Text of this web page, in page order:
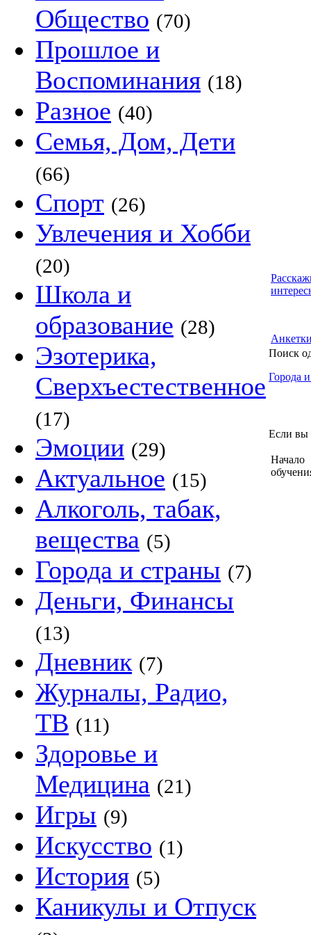
Общество (70)
Прошлое и
Воспоминания (18)
Разное (40)
Семья, Дом, Дети
(66)
Спорт (26)
Увлечения и Хобби
(20)
Школа и
образование (28)
Эзотерика,
Сверхъестественное
(17)
Эмоции (29)
Актуальное (15)
Алкоголь, табак,
вещества (5)
Города и страны (7)
Деньги, Финансы
(13)
Дневник (7)
Журналы, Радио,
ТВ (11)
Здоровье и
Медицина (21)
Игры (9)
Искусство (1)
История (5)
Каникулы и Отпуск
Поиск
Города
Если вы
Начало